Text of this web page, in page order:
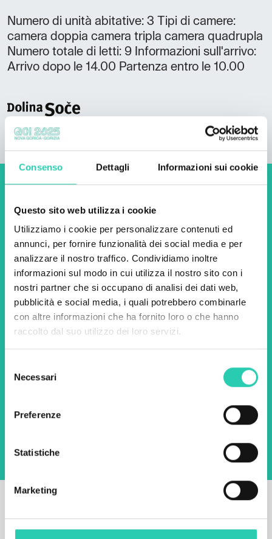
Consenso Dettagli Informazioni sui cookie
Questo sito web utilizza i cookie
Utilizziamo i cookie per personalizzare contenuti ed
annunci, per fornire funzionalità dei social media e per
analizzare il nostro traffico. Condividiamo inoltre
informazioni sul modo in cui utilizza il nostro sito con i
nostri partner che si occupano di analisi dei dati web,
pubblicità e social media, i quali potrebbero combinarle
con altre informazioni che ha fornito loro o che hanno
raccolto dal suo utilizzo dei loro servizi.
delNecessari
Preferenze
Statistiche
Marketing
Numero di unità abitative: 3 Tipi di camere:
camera doppia camera tripla camera quadrupla
Numero totale di letti: 9 Informazioni sull'arrivo:
Arrivo dopo le 14.00 Partenza entro le 10.00
eventi! Iscriviti alla
newsletter di GO! 2025 per
scoprire tutte le nostre
iniziative.
Nome * Cognome *
l'archiviazione e la gestione dei dati su questo
sito web.Privacy policy